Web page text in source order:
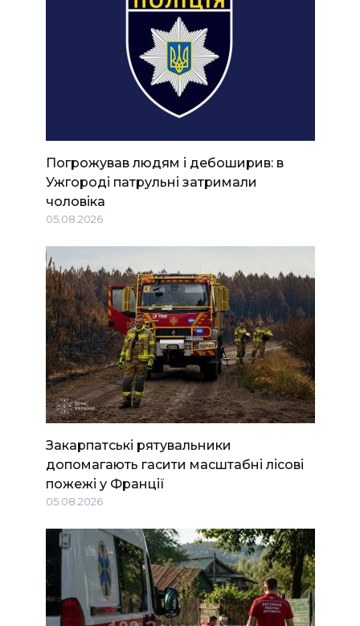
Погрожував людям і дебоширив: в
Ужгороді патрульні затримали
чоловіка
05.08.2026
Закарпатські рятувальники
допомагають гасити масштабні лісові
пожежі у Франції
05.08.2026